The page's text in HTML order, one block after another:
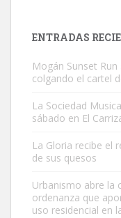
Este gato macho ha
Leales.org » Gran
ENTRADAS
Mogán Sunset
colgando el cartel
La Sociedad
sábado en El
La Gloria recibe el
de sus quesos
Urbanismo abre la
ordenanza que
uso residencial en